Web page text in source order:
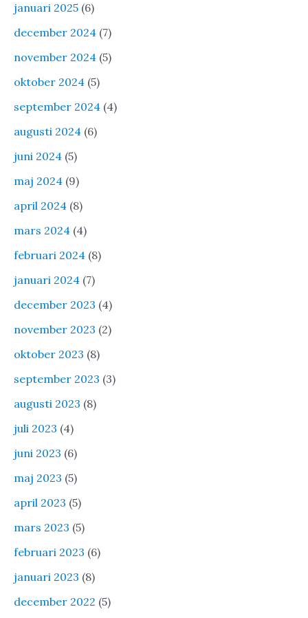
januari 2025 (6)
december 2024 (7)
november 2024 (5)
oktober 2024 (5)
september 2024 (4)
augusti 2024 (6)
juni 2024 (5)
maj 2024 (9)
april 2024 (8)
mars 2024 (4)
februari 2024 (8)
januari 2024 (7)
december 2023 (4)
november 2023 (2)
oktober 2023 (8)
september 2023 (3)
augusti 2023 (8)
juli 2023 (4)
juni 2023 (6)
maj 2023 (5)
april 2023 (5)
mars 2023 (5)
februari 2023 (6)
januari 2023 (8)
december 2022 (5)